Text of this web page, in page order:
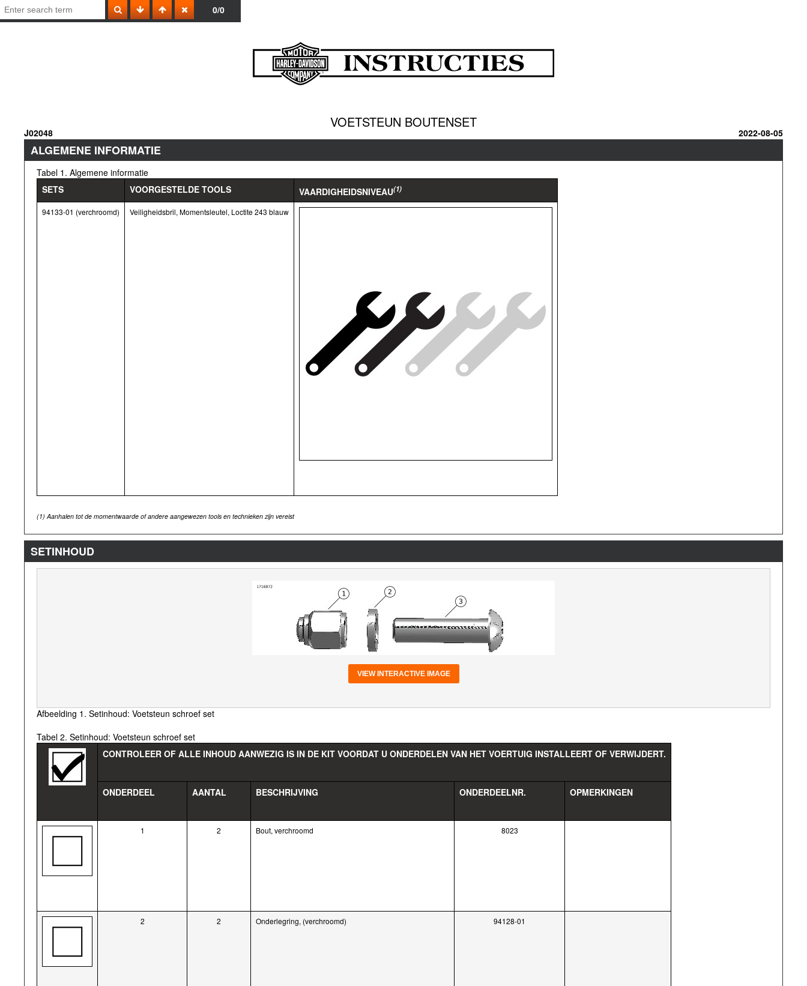
0/0
VOETSTEUN BOUTENSET
J02048 2022-08-05
ALGEMENE INFORMATIE
Tabel 1. Algemene informatie
SETS
VOORGESTELDE TOOLS VAARDIGHEIDSNIVEAU(1)
94133-01 (verchroomd) Veiligheidsbril, Momentsleutel, Loctite 243 blauw
(1) Aanhalen tot de momentwaarde of andere aangewezen tools en technieken zijn vereist
SETINHOUD
VIEW INTERACTIVE IMAGE
Afbeelding 1. Setinhoud: Voetsteun schroef set
Tabel 2. Setinhoud: Voetsteun schroef set
CONTROLEER OF ALLE INHOUD AANWEZIG IS IN DE KIT VOORDAT U ONDERDELEN VAN HET VOERTUIG INSTALLEERT OF VERWIJDERT.
ONDERDEEL AANTAL BESCHRIJVING ONDERDEELNR. OPMERKINGEN
1 2 Bout, verchroomd 8023
2 2 Onderlegring, (verchroomd) 94128-01